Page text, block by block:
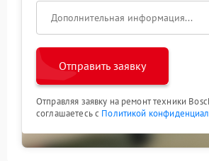
Отправить заявку
Отправляя заявку на ремонт техники
соглашаетесь с Политикой